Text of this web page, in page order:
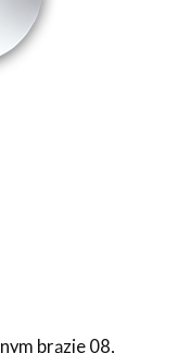
brązie 08,